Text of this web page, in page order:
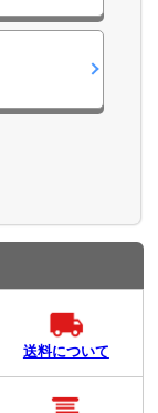
送料について